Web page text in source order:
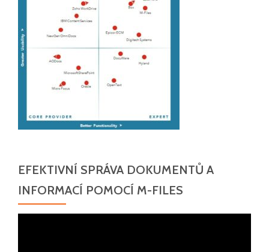
EFEKTIVNÍ SPRÁVA DOKUMENTŮ A
INFORMACÍ POMOCÍ M-FILES